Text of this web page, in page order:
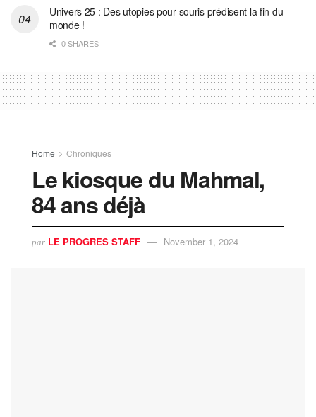
Univers 25 : Des utopies pour souris prédisent la fin du
monde !
0 SHARES
Home Chroniques
Le kiosque du Mahmal,
84 ans déjà
par LE PROGRES STAFF November 1, 2024